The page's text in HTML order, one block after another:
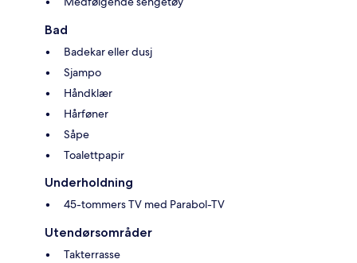
Bad
Badekar eller dusj
Sjampo
Håndklær
Hårføner
Såpe
Toalettpapir
Underholdning
45-tommers TV med Parabol-TV
Utendørsområder
Takterrasse